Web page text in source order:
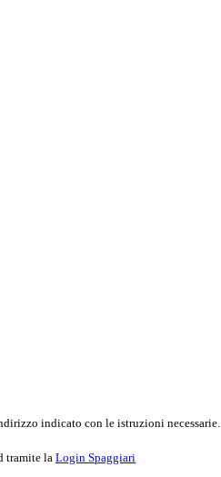
indicato con le istruzioni necessarie.
tramite la Login Spaggiari